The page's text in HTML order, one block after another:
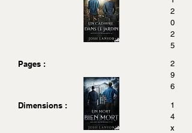
2
0
2
5
Pages :
2
9
6
Dimensions :
1
4
x